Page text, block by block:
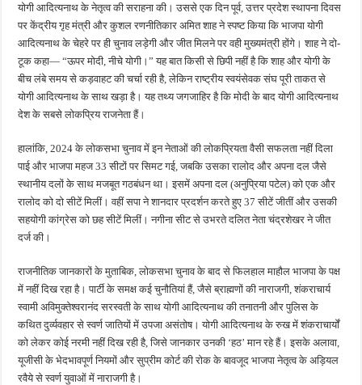
योगी आदित्यनाथ के नेतृत्व की सराहना की। उससे एक दिन पूर्व, उत्तर प्रदेश स्थापना दिवस
पर केंद्रीय गृह मंत्री और कुशल रणनीतिकार अमित शाह ने स्पष्ट किया कि भाजपा योगी
आदित्यनाथ के चेहरे पर ही चुनाव लड़ेगी और जीत मिलने पर वही मुख्यमंत्री होंगे। शाह ने दो-
टूक कहा— “ऊपर मोदी, नीचे योगी।” यह बात किसी से छिपी नहीं है कि शाह और योगी के
बीच लंबे समय से कड़वाहट की चर्चा रही है, लेकिन राष्ट्रीय स्वयंसेवक संघ पूरी ताकत से
योगी आदित्यनाथ के साथ खड़ा है। यह तथ्य जगजाहिर है कि मोदी के बाद योगी आदित्यनाथ
देश के सबसे लोकप्रिय राजनेता हैं।
हालांकि, 2024 के लोकसभा चुनाव में इन नेताओं की लोकप्रियता वैसी सफलता नहीं दिला
पाई और भाजपा महज 33 सीटों पर सिमट गई, जबकि उसका रालोद और अपना दल जैसे
स्थानीय दलों के साथ मजबूत गठबंधन था। इसमें अपना दल (अनुप्रिया पटेल) को एक और
रालोद को दो सीटें मिलीं। वहीं सपा ने शानदार प्रदर्शन करते हुए 37 सीटें जीतीं और उसकी
सहयोगी कांग्रेस को छह सीटें मिलीं। नगीना सीट से उभरते दलित नेता चंद्रशेखर ने जीत
दर्ज की।
राजनीतिक जानकारों के मुताबिक, लोकसभा चुनाव के बाद से फिलहाल माहौल भाजपा के पक्ष
में नहीं दिख रहा है। पार्टी के समक्ष कई चुनौतियां हैं, जैसे ब्राह्मणों की नाराजगी, शंकराचार्य
स्वामी अविमुक्तेश्वरानंद सरस्वती के साथ योगी आदित्यनाथ की तनातनी और पुलिस के
कथित दुर्व्यवहार से स्वर्ण जातियों में उपजा असंतोष। योगी आदित्यनाथ के रुख में शंकराचार्यों
को लेकर कोई नरमी नहीं दिख रही है, जिसे जानकार उनकी ‘हठ’ मान रहे हैं। इसके अलावा,
यूजीसी के भेदभावपूर्ण नियमों और सुप्रीम कोर्ट की रोक के बावजूद भाजपा नेतृत्व के अड़ियल
रवैये से स्वर्ण युवाओं में नाराजगी है।